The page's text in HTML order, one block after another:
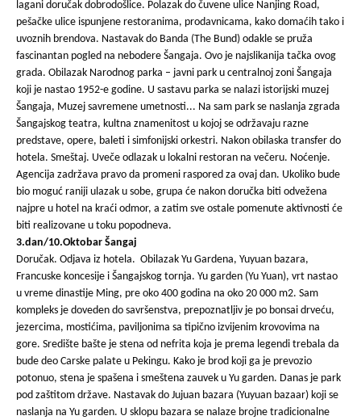
lagani doručak dobrodošlice. Polazak do čuvene ulice Nanjing Road,
pešačke ulice ispunjene restoranima, prodavnicama, kako domaćih tako i
uvoznih brendova. Nastavak do Banda (The Bund) odakle se pruža
fascinantan pogled na nebodere Šangaja. Ovo je najslikanija tačka ovog
grada. Obilazak Narodnog parka – javni park u centralnoj zoni Šangaja
koji je nastao 1952-e godine. U sastavu parka se nalazi istorijski muzej
Šangaja, Muzej savremene umetnosti... Na sam park se naslanja zgrada
Šangajskog teatra, kultna znamenitost u kojoj se održavaju razne
predstave, opere, baleti i simfonijski orkestri. Nakon obilaska transfer do
hotela. Smeštaj. Uveče odlazak u lokalni restoran na večeru. Noćenje.
Agencija zadržava pravo da promeni raspored za ovaj dan. Ukoliko bude
bio moguć raniji ulazak u sobe, grupa će nakon doručka biti odvežena
najpre u hotel na kraći odmor, a zatim sve ostale pomenute aktivnosti će
biti realizovane u toku popodneva.
3.dan/10.Oktobar Šangaj
Doručak. Odjava iz hotela. Obilazak Yu Gardena, Yuyuan bazara,
Francuske koncesije i Šangajskog tornja. Yu garden (Yu Yuan), vrt nastao
u vreme dinastije Ming, pre oko 400 godina na oko 20 000 m2. Sam
kompleks je doveden do savršenstva, prepoznatljiv je po bonsai drveću,
jezercima, mostićima, paviljonima sa tipično izvijenim krovovima na
gore. Središte bašte je stena od nefrita koja je prema legendi trebala da
bude deo Carske palate u Pekingu. Kako je brod koji ga je prevozio
potonuo, stena je spašena i smeštena zauvek u Yu garden. Danas je park
pod zaštitom države. Nastavak do Jujuan bazara (Yuyuan bazaar) koji se
naslanja na Yu garden. U sklopu bazara se nalaze brojne tradicionalne